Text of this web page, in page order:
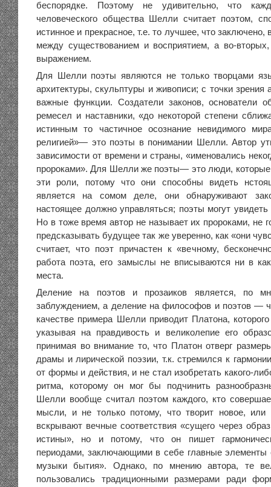
беспорядке. Поэтому не удивительно, что
человеческого общества Шелли считает поэтом,
истинное и прекрасное, т.е. то лучшее, что
между существованием и восприятием, а во-
выражением.
Для Шелли поэты являются не только творцами
архитектуры, скульптуры и живописи; с точки зрения
важные функции. Создатели законов, основатели
ремесел и наставники, «до некоторой степени
истинным то частичное осознание невидимого
религией»— это поэты в понимании Шелли. Автор
зависимости от времени и страны, «именовались
пророками». Для Шелли же поэты— это люди,
эти роли, потому что они способны видеть
является на сомом деле, они обнаруживают
настоящее должно управляться; поэты могут
Но в тоже время автор не называет их пророками, не
предсказывать будущее так же уверенно, как «они
считает, что поэт причастен к «вечному,
работа поэта, его замыслы не вписываются ни в
места.
Деление на поэтов и прозаиков является, по
заблуждением, а деление на философов и поэтов —
качестве примера Шелли приводит Платона,
указывая на правдивость и великолепие его
принимая во внимание то, что Платон отверг
драмы и лирической поэзии, т.к. стремился к
от формы и действия, и не стал изобретать какого-
ритма, которому он мог бы подчинить
Шелли вообще считал поэтом каждого, кто
мысли, и не только потому, что творит новое, или
вскрывают вечные соответствия «сущего через
истины», но и потому, что он пишет
периодами, заключающими в себе главные элементы
музыки бытия». Однако, по мнению автора, те
пользовались традиционными размерами ради